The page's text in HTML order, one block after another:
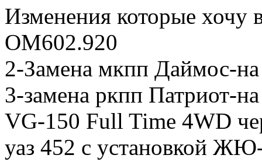
Изменения которые хочу
ОМ602.920
2-Замена мкпп Даймос-
3-замена ркпп Патриот-
VG-150 Full Time 4WD
уаз 452 с установкой